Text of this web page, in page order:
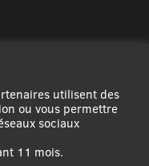
utilisent des
ou vous permettre
sociaux
11 mois.